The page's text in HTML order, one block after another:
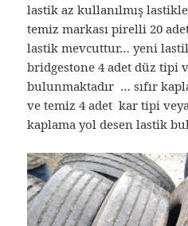
lastik az kullanılmış
temiz markası pirelli 20
lastik mevcuttur… yeni
bridgestone 4 adet düz tipi
bulunmaktadır … sıfır
ve temiz 4 adet kar tipi
kaplama yol desen lastik